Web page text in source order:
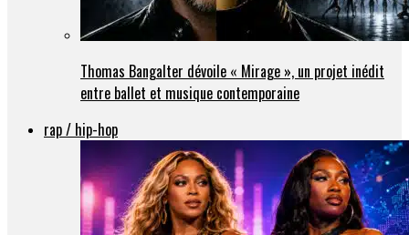
Thomas Bangalter dévoile « Mirage », un projet inédit
entre ballet et musique contemporaine
rap / hip-hop